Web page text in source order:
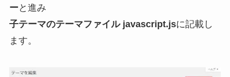
ー と進み
子テーマのテーマファイル javascript.jsに記載し
ます。